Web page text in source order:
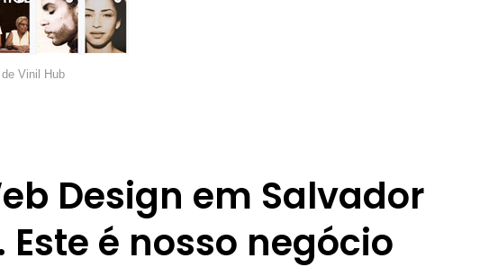
Vinil Hub
Design em Salvador
Este é nosso negócio